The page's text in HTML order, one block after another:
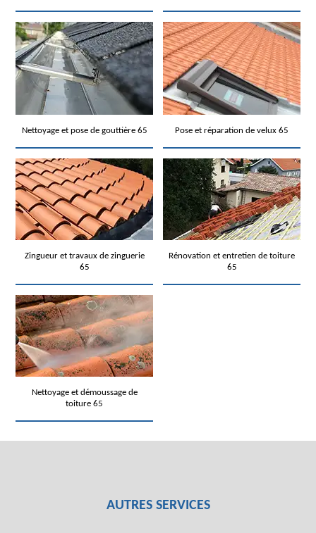
Nettoyage et pose de gouttière 65 Pose et réparation de velux 65
Zingueur et travaux de zinguerie
65
Rénovation et entretien de toiture
65
Nettoyage et démoussage de
toiture 65
AUTRES SERVICES